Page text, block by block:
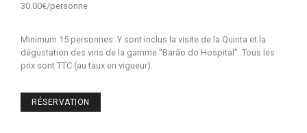
30.00€/personne
Minimum 15 personnes. Y sont inclus la visite de la Quinta et la
dégustation des vins de la gamme “Barão do Hospital”. Tous les
prix sont TTC (au taux en vigueur).
RÉSERVATION